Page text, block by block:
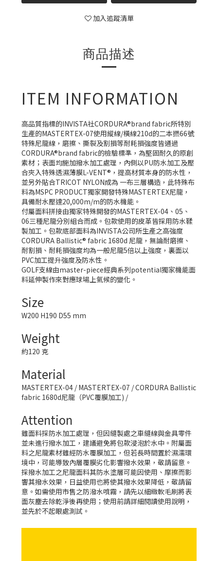
加入追蹤清單
商品描述
ITEM INFORMATION
高品質指標的INVISTA社CORDURA®brand fabric所特別
生產的MASTERTEX-07使用縱線/橫線210d的二本撚66號
特殊尼龍線，磨擦、撕裂及割損等耐耗損強度皆通過
CORDURA®brand fabric的檢驗標準，為堅固耐久的原創
素材；表面均施加撥水加工處理，內側以PU防水加工及壓
合夾入特殊透濕薄膜L-VENT®，提高材質本身的防水性，
並另外貼合TRICOT NYLON成為 一布三層構造，此特殊布
料為MSPC PRODUCT獨家開發特殊MASTERTEX尼龍，
具備耐水壓達20,000m/m的防水機能。
付屬面料拼接由獨家特殊開發的MASTERTEX-04、05、
06三種尼龍分別組合而成。包款使用的皮革皆採用防水鞣
製加工。包款底部面料為INVISTA公司所生產之高強度
CORDURA Ballistic® fabric 1680d 尼龍，無論耐磨擦、
耐割損、耐耗損強度均為一般尼龍5倍以上強度，裏面以
PVC加工提升強度及防水性。
GOLF支線由master-piece經典系列potential獨家機能面
料延伸製作來對應球場上氣候的變化。
Size
W200 H190 D55 mm
Weight
約120 克
Material
MASTERTEX-04 / MASTERTEX-07 / CORDURA Ballistic
fabric 1680d尼龍（PVC覆膜加工) /
Attention
雖面料採防水加工處理，但因縫製處之車縫線與金具零件
並未進行撥水加工，建議避免將包款浸泡於水中。附屬面
料之尼龍素材雖經防水覆膜加工，但若長時間置於濕濡環
境中，可能導致內層覆膜劣化影響撥水效果，敬請留意。
採撥水加工之尼龍面料其防水塗層可能因使用、摩擦而影
響其撥水效果，日益使用也將使其撥水效果降低，敬請留
意。如需使用市售之防潑水噴霧，請先以細緻軟毛刷將表
面灰塵去除乾淨後再使用；使用前請詳細閱讀使用說明，
並先於不起眼處測試。